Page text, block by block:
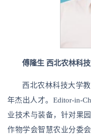
傅隆生 西北农林科
西北农林科技大学
年杰出人才。Editor-in-
业技术与装备，针对果
作物学会智慧农业分委